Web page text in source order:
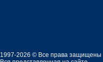
1997-2026 © Все права защищены